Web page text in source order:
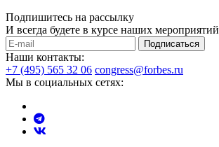
Подпишитесь на рассылку
И всегда будете в курсе наших мероприятий
Подписаться
Наши контакты:
+7 (495) 565 32 06 congress@forbes.ru
Мы в социальных сетях: